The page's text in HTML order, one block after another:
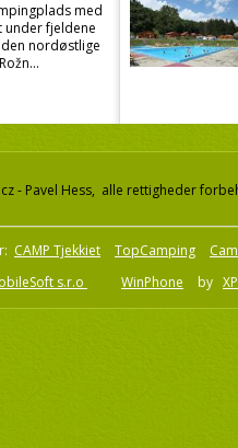
med
fjeldene
nordøstlige
- Pavel Hess, alle rettigheder
CAMP Tjekkiet TopCamping
s.r.o WinPhone by